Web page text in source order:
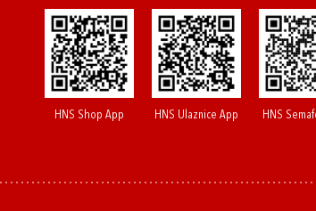
HNS Shop App HNS Ulaznice App HNS